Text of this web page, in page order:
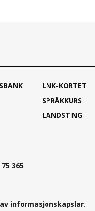
LNK-KORTET
SPRÅKKURS
LANDSTING
365
informasjonskapslar.